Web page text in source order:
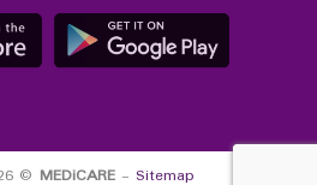
© MEDiCARE- Sitemap